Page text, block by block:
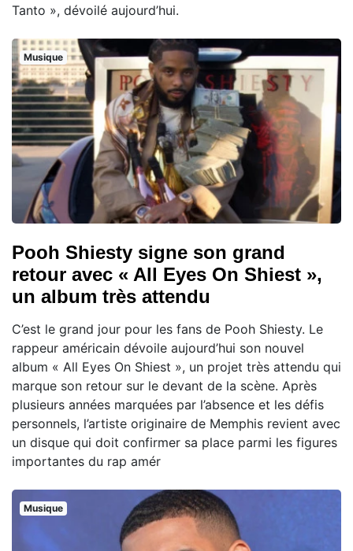
Tanto », dévoilé aujourd’hui.
Musique
Pooh Shiesty signe son grand
retour avec « All Eyes On Shiest »,
un album très attendu
C’est le grand jour pour les fans de Pooh Shiesty. Le
rappeur américain dévoile aujourd’hui son nouvel
album « All Eyes On Shiest », un projet très attendu qui
marque son retour sur le devant de la scène. Après
plusieurs années marquées par l’absence et les défis
personnels, l’artiste originaire de Memphis revient avec
un disque qui doit confirmer sa place parmi les figures
importantes du rap amér
Musique